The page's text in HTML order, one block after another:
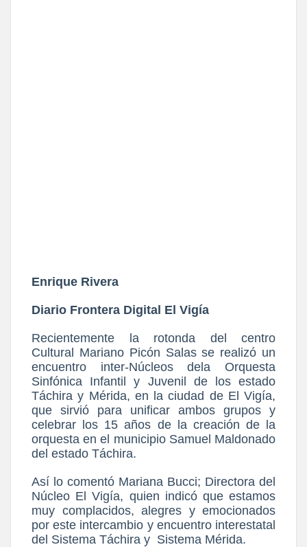
Enrique Rivera
Diario Frontera Digital El Vigía
Recientemente la rotonda del centro
Cultural Mariano Picón Salas se realizó un
encuentro inter-Núcleos dela Orquesta
Sinfónica Infantil y Juvenil de los estado
Táchira y Mérida, en la ciudad de El Vigía,
que sirvió para unificar ambos grupos y
celebrar los 15 años de la creación de la
orquesta en el municipio Samuel Maldonado
del estado Táchira.
Así lo comentó Mariana Bucci; Directora del
Núcleo El Vigía, quien indicó que estamos
muy complacidos, alegres y emocionados
por este intercambio y encuentro interestatal
del Sistema Táchira y Sistema Mérida.